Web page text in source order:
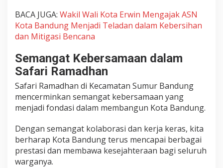
BACA JUGA: Wakil Wali Kota Erwin Mengajak ASN
Kota Bandung Menjadi Teladan dalam Kebersihan
dan Mitigasi Bencana
Semangat Kebersamaan dalam
Safari Ramadhan
Safari Ramadhan di Kecamatan Sumur Bandung
mencerminkan semangat kebersamaan yang
menjadi fondasi dalam membangun Kota Bandung.
Dengan semangat kolaborasi dan kerja keras, kita
berharap Kota Bandung terus mencapai berbagai
prestasi dan membawa kesejahteraan bagi seluruh
warganya.